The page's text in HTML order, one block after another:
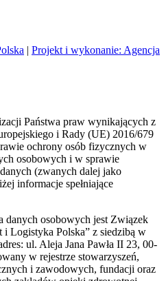
| Projekt i wykonanie: Agencja
Państwa praw wynikających z
i Rady (UE) 2016/679
ochrony osób fizycznych w
osobowych i w sprawie
(zwanych dalej jako
informacje spełniające
danych osobowych jest Związek
i Logistyka Polska” z siedzibą w
ul. Aleja Jana Pawła II 23, 00-
w rejestrze stowarzyszeń,
i zawodowych, fundacji oraz